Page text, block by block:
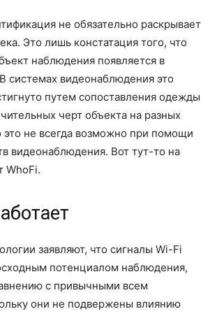
не обязательно раскрывает
Это лишь констатация того, что
наблюдения появляется в
системах видеонаблюдения это
путем сопоставления одежды
черт объекта на разных
это не всегда возможно при помощи
видеонаблюдения. Вот тут-то на
WhoFi.
заявляют, что сигналы Wi-Fi
потенциалом наблюдения,
с привычными всем
они не подвержены влиянию